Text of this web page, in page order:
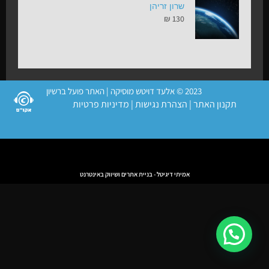
שרון זריהן
₪ 130
2023 © אלעד דויטש מוסיקה | האתר פועל ברשיון
תקנון האתר| הצהרת נגישות| מדיניות פרטיות
אמיתי דיגיטל - בניית אתרים ושיווק באינטרנט